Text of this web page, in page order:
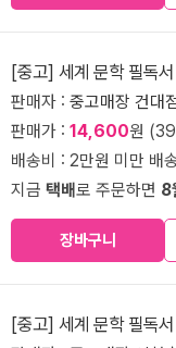
[중고] 세계 문학 필독
판매자 : 중고매장 건대
판매가 : 14,600원
배송비 : 2만원 미만 배
지금 택배로 주문하면 8
장바구니
[중고] 세계 문학 필독